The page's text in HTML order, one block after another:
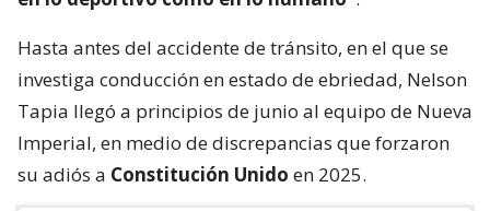
Hasta antes del accidente de tránsito, en el que se
investiga conducción en estado de ebriedad, Nelson
Tapia llegó a principios de junio al equipo de Nueva
Imperial, en medio de discrepancias que forzaron
su adiós a Constitución Unido en 2025.